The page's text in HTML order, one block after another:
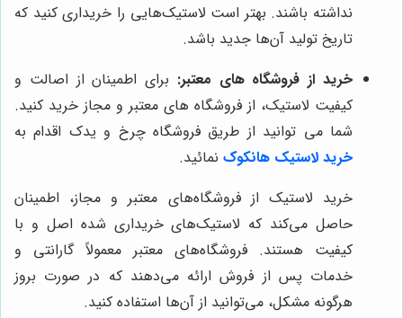
نداشته باشند. بهتر است لاستیک‌هایی را خریداری کنید که
تاریخ تولید آن‌ها جدید باشد.
خرید از فروشگاه های معتبر: برای اطمینان از اصالت و
کیفیت لاستیک، از فروشگاه های معتبر و مجاز خرید کنید.
شما می توانید از طریق فروشگاه چرخ و یدک اقدام به
خرید لاستیک هانکوک نمائید.
خرید لاستیک از فروشگاه‌های معتبر و مجاز، اطمینان
حاصل می‌کند که لاستیک‌های خریداری شده اصل و با
کیفیت هستند. فروشگاه‌های معتبر معمولاً گارانتی و
خدمات پس از فروش ارائه می‌دهند که در صورت بروز
هرگونه مشکل، می‌توانید از آن‌ها استفاده کنید.